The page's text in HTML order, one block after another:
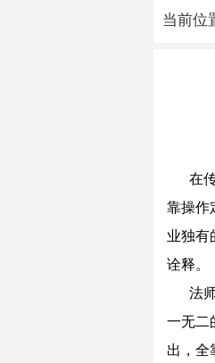
当前位
在
靠操作
业独有
诠释。
法
一无二
出，全